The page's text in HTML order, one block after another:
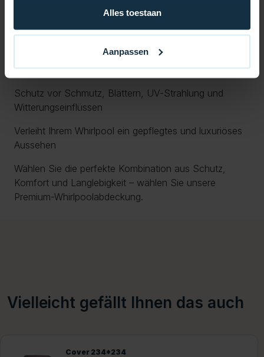
Alles toestaan
Aanpassen
Stabile Sicherheitsgurte für maximale Stabilität
Einfache Handhabung dank integrierter Griffe
Schutz vor Schmutz, Blättern, UV-Strahlung und
Witterungseinflüssen
Verleiht Ihrem Whirlpool ein gepflegtes und luxuriöses
Aussehen
Wählen Sie die perfekte Kombination aus Schutz,
Komfort und Langlebigkeit – wählen Sie unsere
Premium-Whirlpoolabdeckung.
Vielleicht gefällt Ihnen das auch
Cover 234*234